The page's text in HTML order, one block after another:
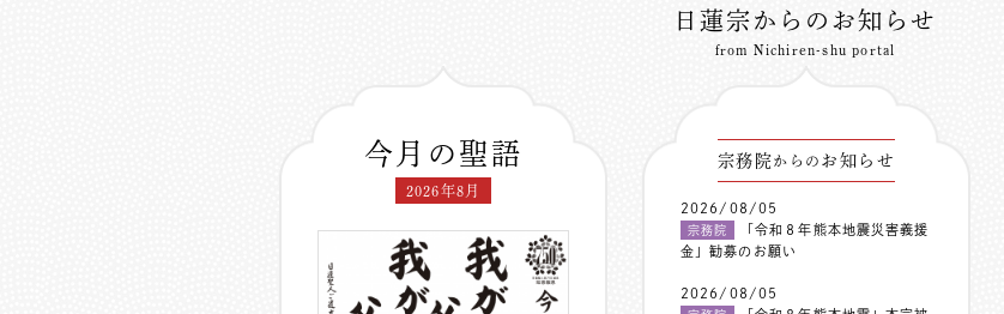
日蓮宗からのお知らせ
from Nichiren-shu portal
今月の聖語
2026年8月
宗務院からの お知らせ
2026/08/05
宗務院
「令和８年熊本地震災害義援
金」勧募のお願い
2026/08/05